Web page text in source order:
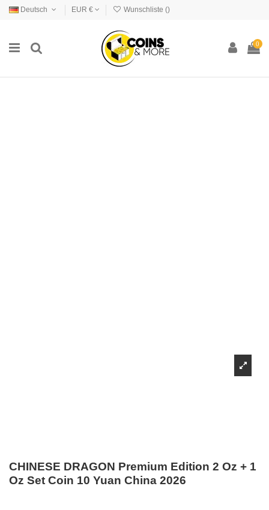
Deutsch EUR € Wunschliste ()
0
CHINESE DRAGON Premium Edition 2 Oz + 1
Oz Set Coin 10 Yuan China 2026